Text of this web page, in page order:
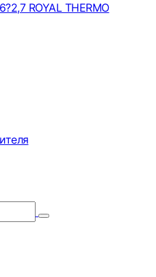
ROYAL THERMO